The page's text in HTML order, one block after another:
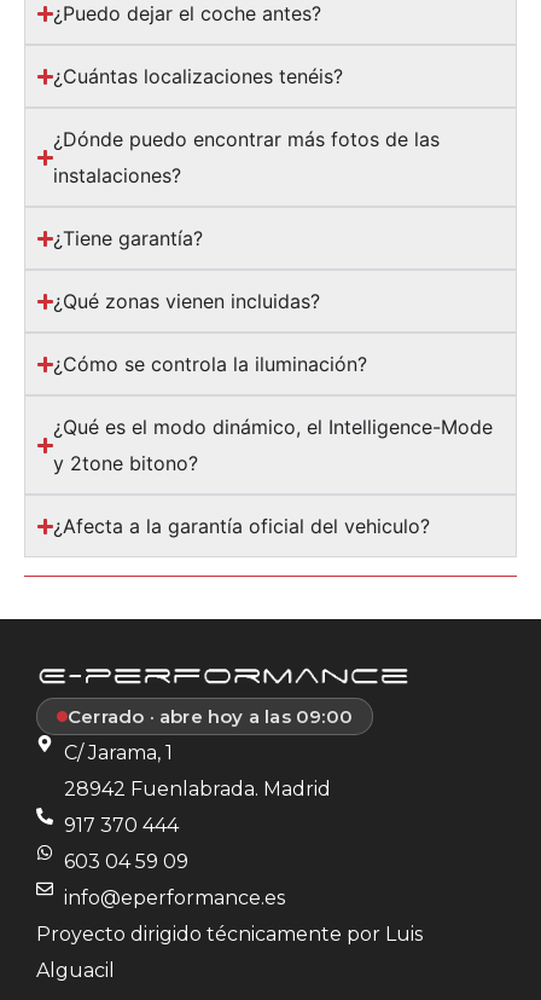
¿Puedo dejar el coche antes?
¿Cuántas localizaciones tenéis?
¿Dónde puedo encontrar más fotos de las
instalaciones?
¿Tiene garantía?
¿Qué zonas vienen incluidas?
¿Cómo se controla la iluminación?
¿Qué es el modo dinámico, el Intelligence-Mode
y 2tone bitono?
¿Afecta a la garantía oficial del vehiculo?
Cerrado · abre hoy a las 09:00
C/ Jarama, 1
28942 Fuenlabrada. Madrid
917 370 444
603 04 59 09
info@eperformance.es
Proyecto dirigido técnicamente por Luis
Alguacil